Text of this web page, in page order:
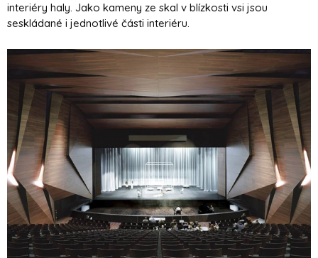
interiéry haly. Jako kameny ze skal v blízkosti vsi jsou
seskládané i jednotlivé části interiéru.